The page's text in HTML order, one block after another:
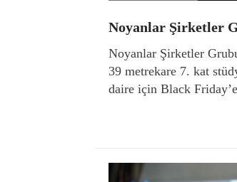
Noyanlar Şirketler
Noyanlar Şirketler
39 metrekare 7. kat
daire için Black